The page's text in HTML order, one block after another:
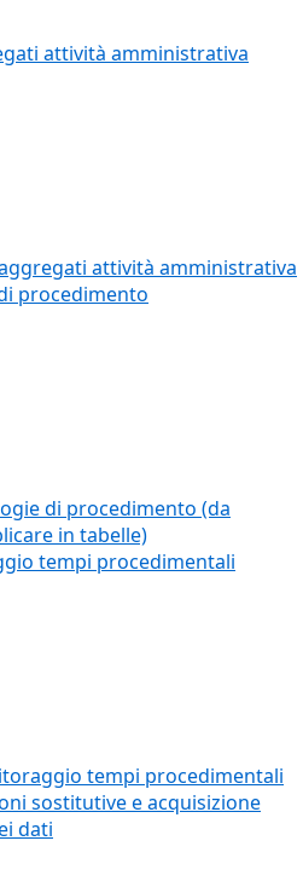
attività amministrativa
attività amministrativa
procedimento
di procedimento (da
in tabelle)
tempi procedimentali
tempi procedimentali
sostitutive e acquisizione
dati